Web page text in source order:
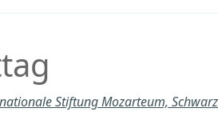
Stiftung Mozarteum,